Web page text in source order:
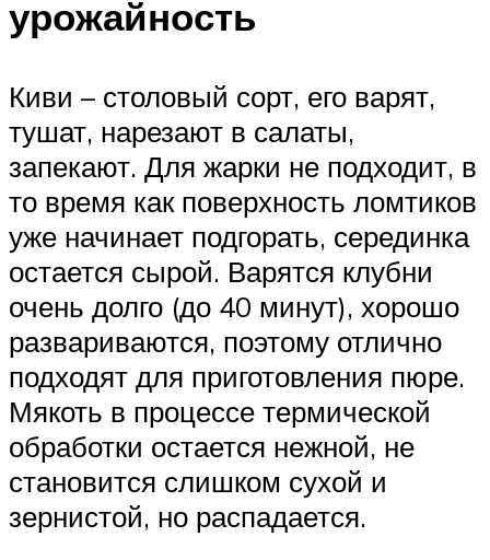
урожайность
Киви – столовый сорт, его варят,
тушат, нарезают в салаты,
запекают. Для жарки не подходит, в
то время как поверхность ломтиков
уже начинает подгорать, серединка
остается сырой. Варятся клубни
очень долго (до 40 минут), хорошо
развариваются, поэтому отлично
подходят для приготовления пюре.
Мякоть в процессе термической
обработки остается нежной, не
становится слишком сухой и
зернистой, но распадается.